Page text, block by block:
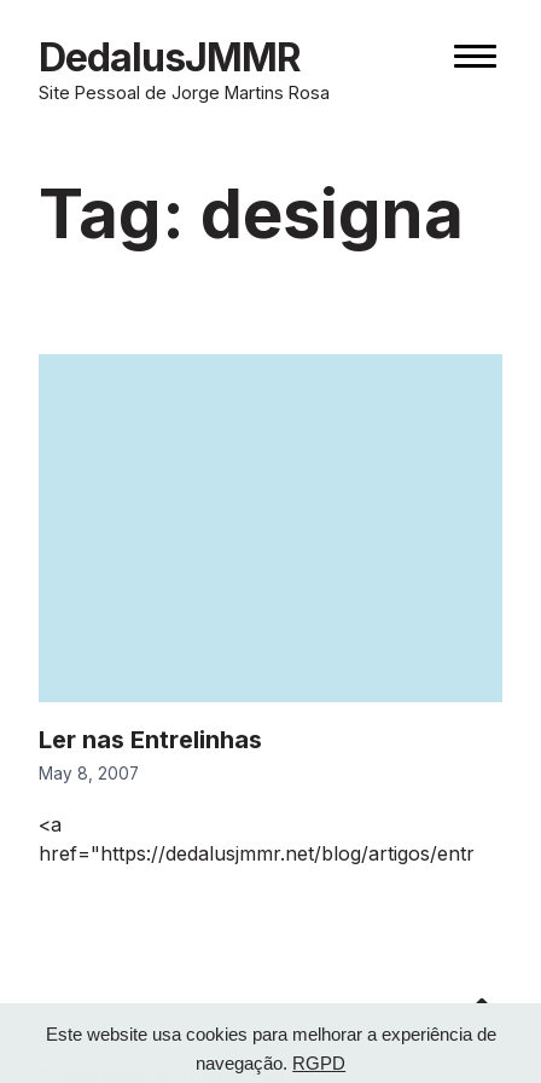
Este website usa cookies para melhorar a experiência de
navegação. RGPD
contentDedalusJMMR
Site Pessoal de Jorge Martins Rosa
Tag: designa
Ler nas Entrelinhas
May 8, 2007
<a
href="https://dedalusjmmr.net/blog/artigos/entr
to
top
Proudly powered by WordPress